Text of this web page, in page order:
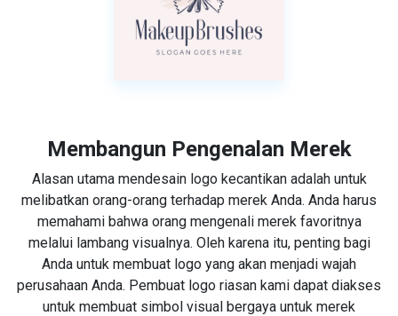
Membangun Pengenalan Merek
Alasan utama mendesain logo kecantikan adalah untuk
melibatkan orang-orang terhadap merek Anda. Anda harus
memahami bahwa orang mengenali merek favoritnya
melalui lambang visualnya. Oleh karena itu, penting bagi
Anda untuk membuat logo yang akan menjadi wajah
perusahaan Anda. Pembuat logo riasan kami dapat diakses
untuk membuat simbol visual bergaya untuk merek